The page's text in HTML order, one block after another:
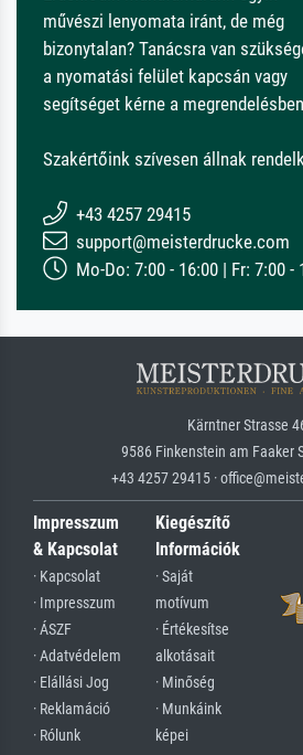
művészi lenyomata iránt, de még
bizonytalan? Tanácsra van
a nyomatási felület kapcsán vagy
segítséget kérne a
Szakértőink szívesen állnak
+43 4257 29415
support@meisterdrucke.com
Mo-Do: 7:00 - 16:00 | Fr: 7:00 -
Kärntner Strasse
9586 Finkenstein am Faaker
+43 4257 29415 ·
Impresszum
& Kapcsolat
· Kapcsolat
· Impresszum
· ÁSZF
· Adatvédelem
· Elállási Jog
· Reklamáció
· Rólunk
Kiegészítő
Információk
· Saját
motívum
· Értékesítse
alkotásait
· Minőség
· Munkáink
képei